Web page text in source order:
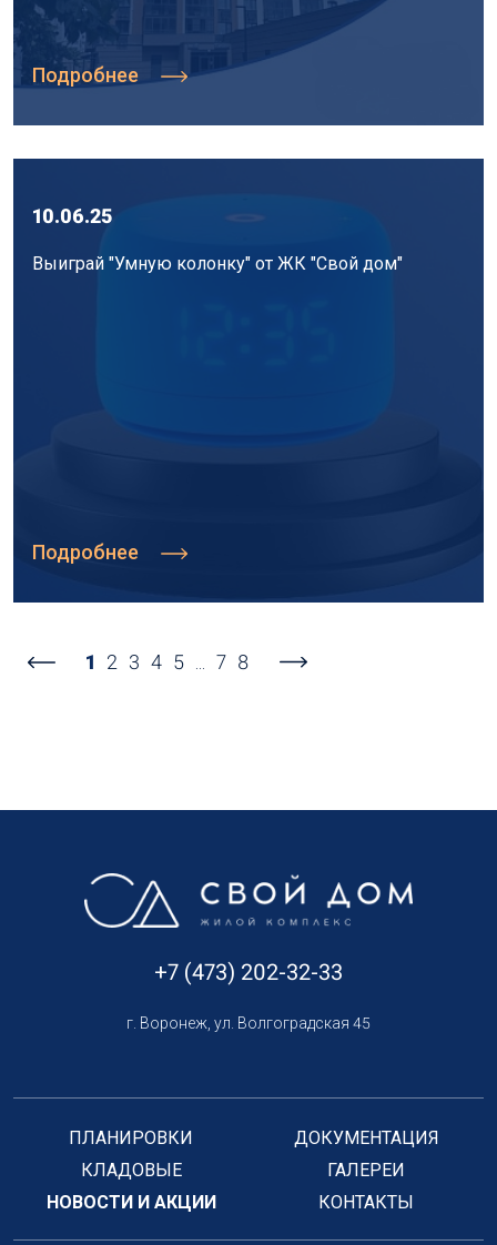
Подробнее
10.06.25
Выиграй "Умную колонку" от ЖК "Свой дом"
Подробнее
1 2 3 4 5 ... 7 8
+7 (473) 202-32-33
г. Воронеж, ул. Волгоградская 45
ПЛАНИРОВКИ
ДОКУМЕНТАЦИЯ
КЛАДОВЫЕ
ГАЛЕРЕИ
НОВОСТИ И АКЦИИ
КОНТАКТЫ